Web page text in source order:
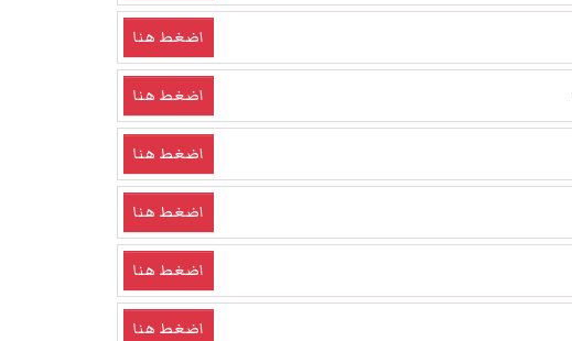
اضغط هنا
اضغط هنا
اضغط هنا
اضغط هنا
اضغط هنا
اضغط هنا